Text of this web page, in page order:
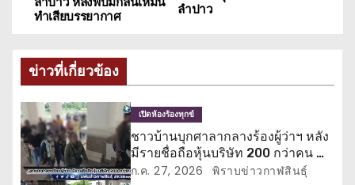
น
แ
น
ว
ลำปาว
ทำเสียบรรยากาศ
ข่าวที่เกี่ยวข้อง
เปิดห้องร้องทุกข์
ชาวบ้านบุกศาลากลางร้องผู้ว่าฯ หลัง
มีรายชื่อถือหุ้นบริษัท 200 กว่าคน ทำ
ชวดสิทธิบัตรสวัสดิการแห่งรัฐ
ก.ค. 27, 2026 พิราบข่าวกาฬสินธุ์